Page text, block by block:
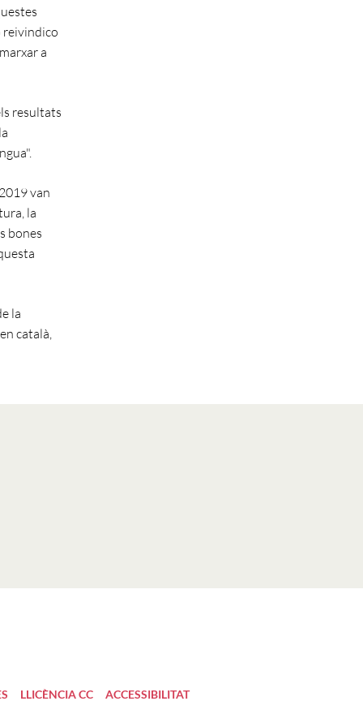
reivindico
a
resultats
van
la
bones
la
català,
LLICÈNCIA CC ACCESSIBILITAT